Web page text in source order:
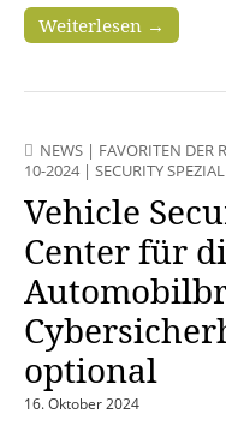
Weiterlesen →
NEWS | FAVORITEN DER
10-2024| SECURITY
Vehicle
Center für
optional
16. Oktober 2024